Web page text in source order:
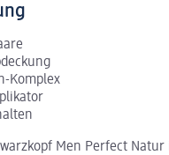
Komplex
Men Perfect